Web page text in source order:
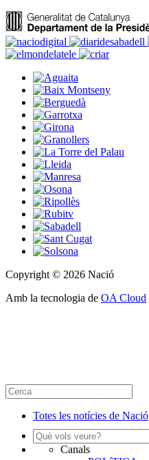
Copyright © 2026 Nació
Amb la tecnologia de OA Cloud
Totes les notícies de Nació
Canals